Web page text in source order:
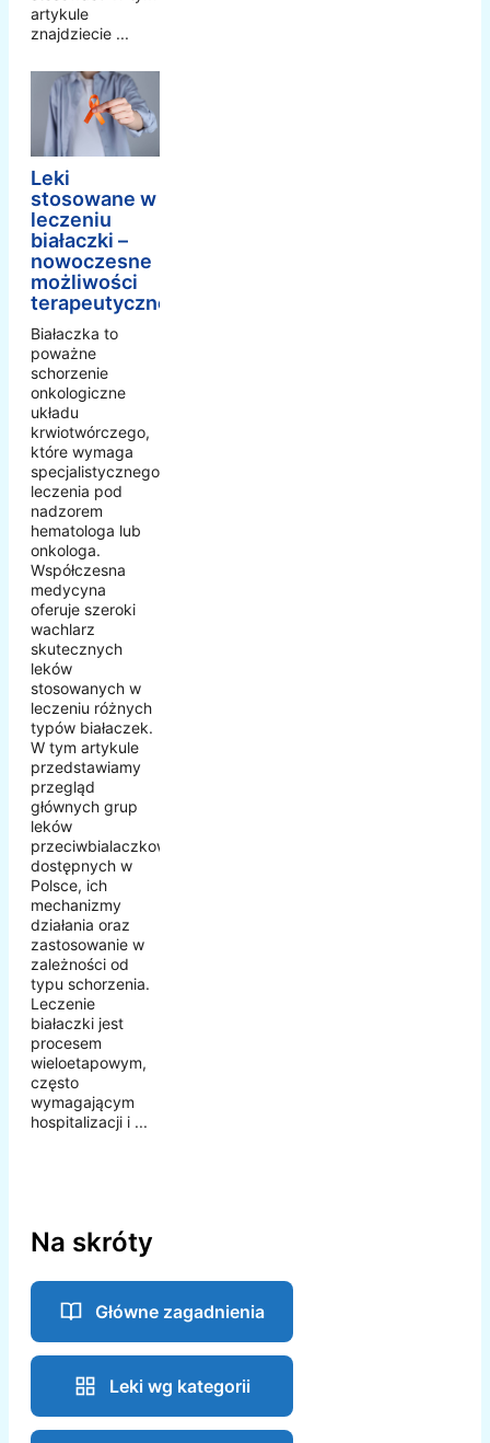
artykule
znajdziecie ...
Leki
stosowane w
leczeniu
białaczki –
nowoczesne
możliwości
terapeutyczne
Białaczka to
poważne
schorzenie
onkologiczne
układu
krwiotwórczego,
które wymaga
specjalistycznego
leczenia pod
nadzorem
hematologa lub
onkologa.
Współczesna
medycyna
oferuje szeroki
wachlarz
skutecznych
leków
stosowanych w
leczeniu różnych
typów białaczek.
W tym artykule
przedstawiamy
przegląd
głównych grup
leków
przeciwbialaczkowych
dostępnych w
Polsce, ich
mechanizmy
działania oraz
zastosowanie w
zależności od
typu schorzenia.
Leczenie
białaczki jest
procesem
wieloetapowym,
często
wymagającym
hospitalizacji i ...
Na skróty
Główne zagadnienia
Leki wg kategorii